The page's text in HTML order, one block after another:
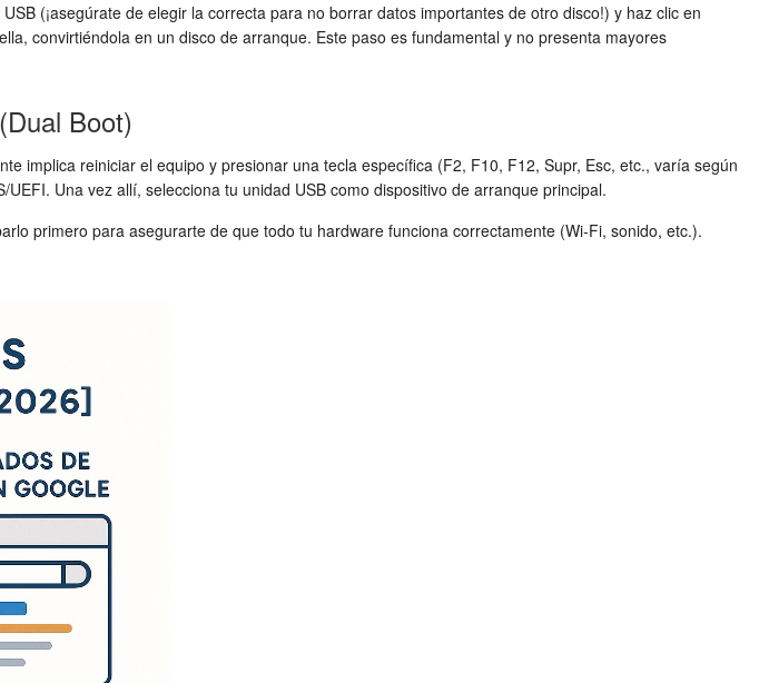
(¡asegúrate de elegir la correcta para no borrar datos importantes de otro disco!) y haz clic en
convirtiéndola en un disco de arranque. Este paso es fundamental y no presenta mayores
Boot)
implica reiniciar el equipo y presionar una tecla específica (F2, F10, F12, Supr, Esc, etc., varía según
Una vez allí, selecciona tu unidad USB como dispositivo de arranque principal.
primero para asegurarte de que todo tu hardware funciona correctamente (Wi-Fi, sonido, etc.).